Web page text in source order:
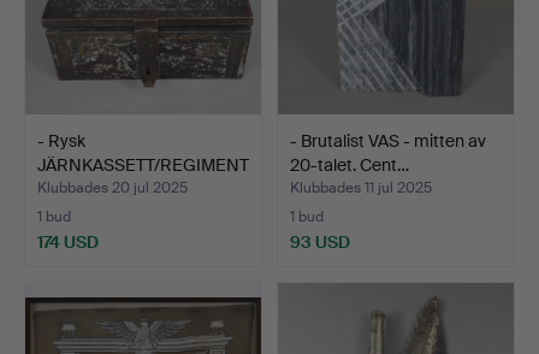
- Rysk
JÄRNKASSETT/REGIMENT
AL TREASURY - b…
Klubbades 20 jul 2025
1 bud
174 USD
- Brutalist VAS - mitten av
20-talet. Cent…
Klubbades 11 jul 2025
1 bud
93 USD